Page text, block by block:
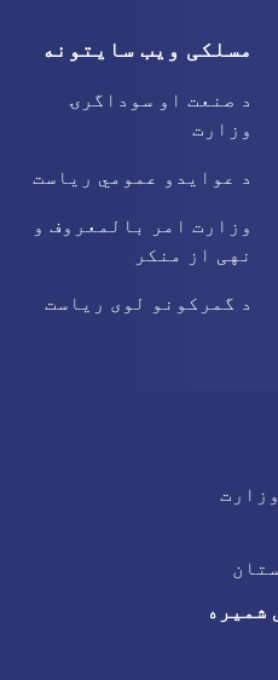
مسلکی ویب سایتونه
د صنعت او سوداگرۍ
وزارت
د عوایدو عمومي ریاست
وزارت امر بالمعروف و
نهی از منکر
د گمرکونو لوی ریاست
شمیره